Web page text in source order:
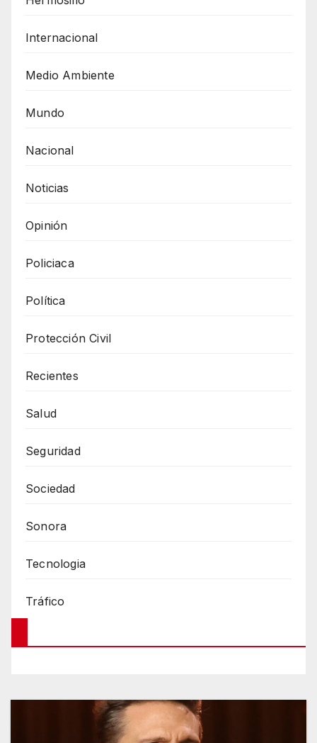
Internacional
Medio Ambiente
Mundo
Nacional
Noticias
Opinión
Policiaca
Política
Protección Civil
Recientes
Salud
Seguridad
Sociedad
Sonora
Tecnologia
Tráfico